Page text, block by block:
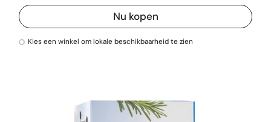
Nu kopen
Kies een winkel om lokale beschikbaarheid te zien